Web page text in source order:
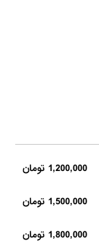
1,200,000 تومان
1,500,000 تومان
1,800,000 تومان